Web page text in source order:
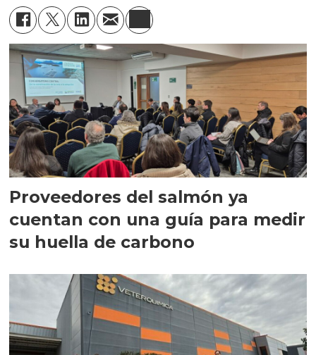
Proveedores del salmón ya
cuentan con una guía para medir
su huella de carbono